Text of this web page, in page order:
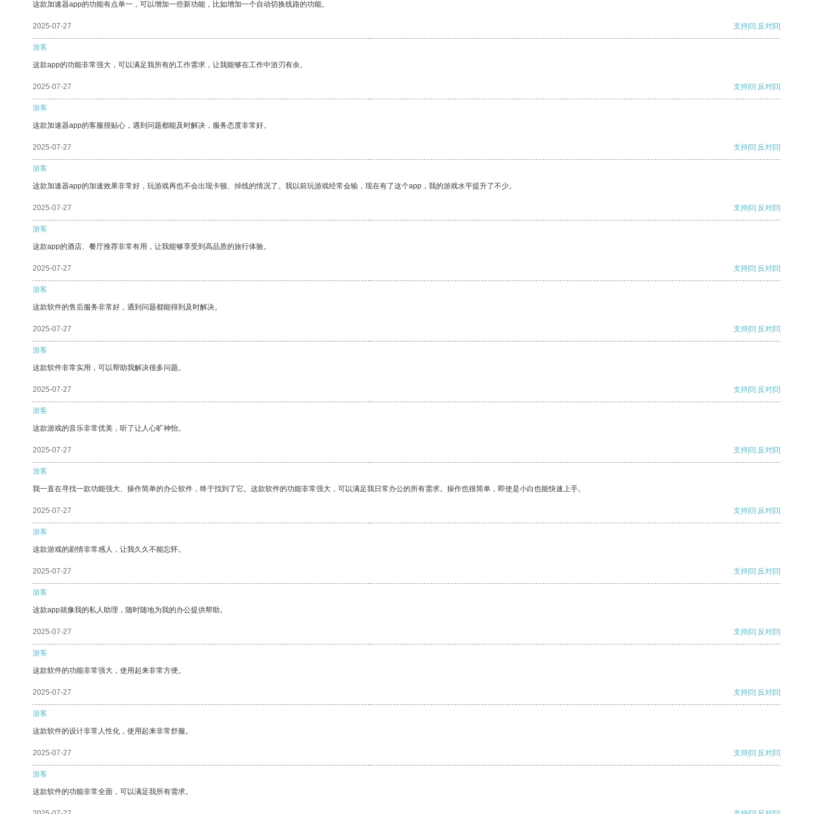
这款加速器app的功能有点单一，可以增加一些新功能，比如增加一个自动切换线路的功能。
2025-07-27 支持[0] 反对[0]
游客
这款app的功能非常强大，可以满足我所有的工作需求，让我能够在工作中游刃有余。
2025-07-27 支持[0] 反对[0]
游客
这款加速器app的客服很贴心，遇到问题都能及时解决，服务态度非常好。
2025-07-27 支持[0] 反对[0]
游客
这款加速器app的加速效果非常好，玩游戏再也不会出现卡顿、掉线的情况了。我以前玩游戏经常会输，现在有了这个app，我的游戏水平提升了不少。
2025-07-27 支持[0] 反对[0]
游客
这款app的酒店、餐厅推荐非常有用，让我能够享受到高品质的旅行体验。
2025-07-27 支持[0] 反对[0]
游客
这款软件的售后服务非常好，遇到问题都能得到及时解决。
2025-07-27 支持[0] 反对[0]
游客
这款软件非常实用，可以帮助我解决很多问题。
2025-07-27 支持[0] 反对[0]
游客
这款游戏的音乐非常优美，听了让人心旷神怡。
2025-07-27 支持[0] 反对[0]
游客
我一直在寻找一款功能强大、操作简单的办公软件，终于找到了它。这款软件的功能非常强大，可以满足我日常办公的所有需求。操作也很简单，即使是小白也能快速上手。
2025-07-27 支持[0] 反对[0]
游客
这款游戏的剧情非常感人，让我久久不能忘怀。
2025-07-27 支持[0] 反对[0]
游客
这款app就像我的私人助理，随时随地为我的办公提供帮助。
2025-07-27 支持[0] 反对[0]
游客
这款软件的功能非常强大，使用起来非常方便。
2025-07-27 支持[0] 反对[0]
游客
这款软件的设计非常人性化，使用起来非常舒服。
2025-07-27 支持[0] 反对[0]
游客
这款软件的功能非常全面，可以满足我所有需求。